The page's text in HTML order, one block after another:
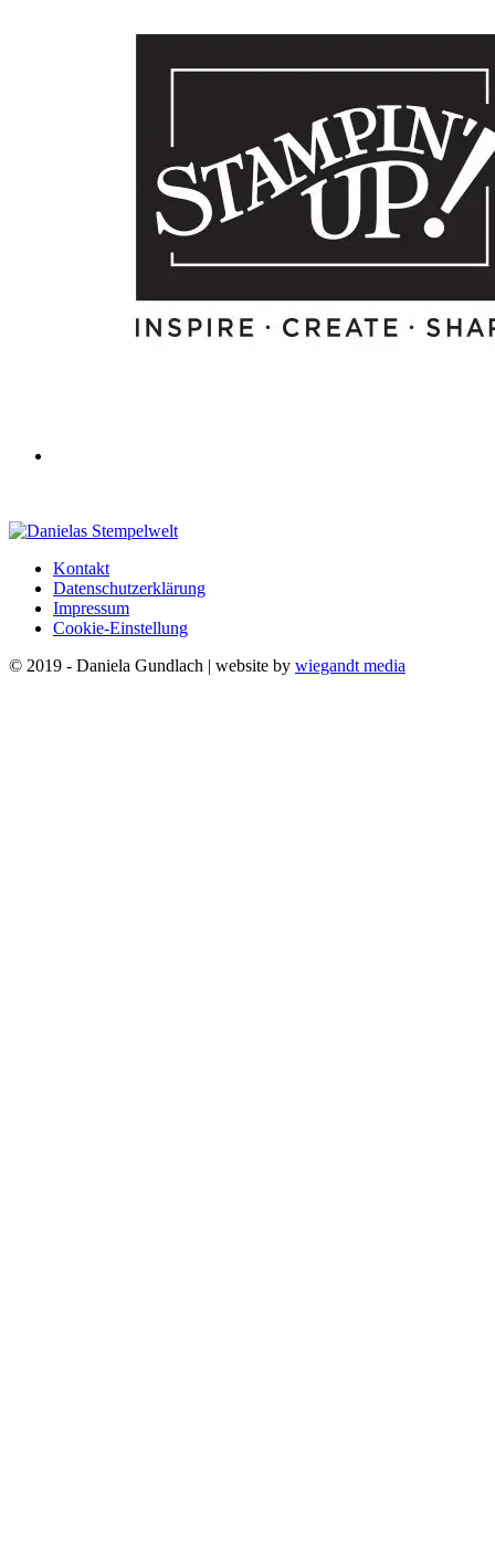
Kontakt
Datenschutzerklärung
Impressum
Cookie-Einstellung
© 2019 - Daniela Gundlach | website by wiegandt media